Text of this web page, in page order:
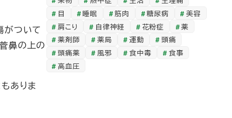
がついて
鼻の上の
ありま
目
睡眠 筋肉 糖尿病
美容
肩こり
自律神経 花粉症
薬
薬剤師
薬局 運動
頭痛
頭痛薬
風邪 食中毒
食事
高血圧